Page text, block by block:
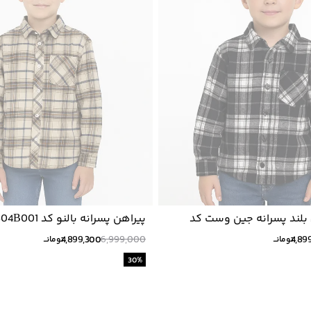
بلند پسرانه جين وست كد
تومانــ
پیراهن پسرانه بالنو کد 8224304B001
6,999,000
4,899,300تومانــ
30%